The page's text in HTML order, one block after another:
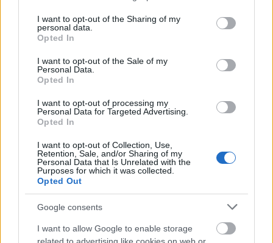
not limited to your visit or usage behaviour. You may click to
grant or deny consent to Google and its third-party tags to
use your data for below specified purposes in below Google
consent section.
I want to opt-out of the Sharing of my
personal data.
Opted In
I want to opt-out of the Sale of my
Personal Data.
Opted In
I want to opt-out of processing my
Personal Data for Targeted Advertising.
Opted In
I want to opt-out of Collection, Use,
Retention, Sale, and/or Sharing of my
Personal Data that Is Unrelated with the
Purposes for which it was collected.
Opted Out
Google consents
I want to allow Google to enable storage
pomtjuk, ha nagy az esélye, hogy így sem kapod
meg a csomagot.
Amióta járvány van, azóta meg házhozszállítást
választok, ebben meg végképp felejtős a posta.
Opportunista mikroba
6 éve
@Cathie83: Az is jó, csak kicsit drágább, ha jól
tudom.
6 éve